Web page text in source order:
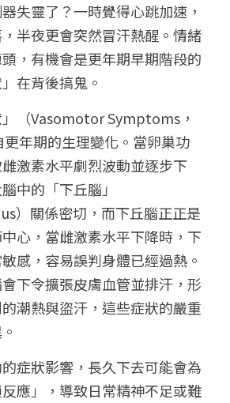
失靈了？一時覺得心跳加速，
半夜更會突然冒汗熱醒。情緒
，有機會是更年期早期階段的
在背後搞鬼。
」（Vasomotor Symptoms，
更年期的生理變化。當卵巢功
激素水平劇烈波動並逐步下
中的「下丘腦」
）關係密切，而下丘腦正正是
心，當雌激素水平下降時，下
感，容易誤判身體已經過熱。
下令擴張皮膚血管並排汗，形
潮熱與盜汗，這些症狀的嚴重
症狀影響，長久下去可能會為
應」，導致日常精神不足或難